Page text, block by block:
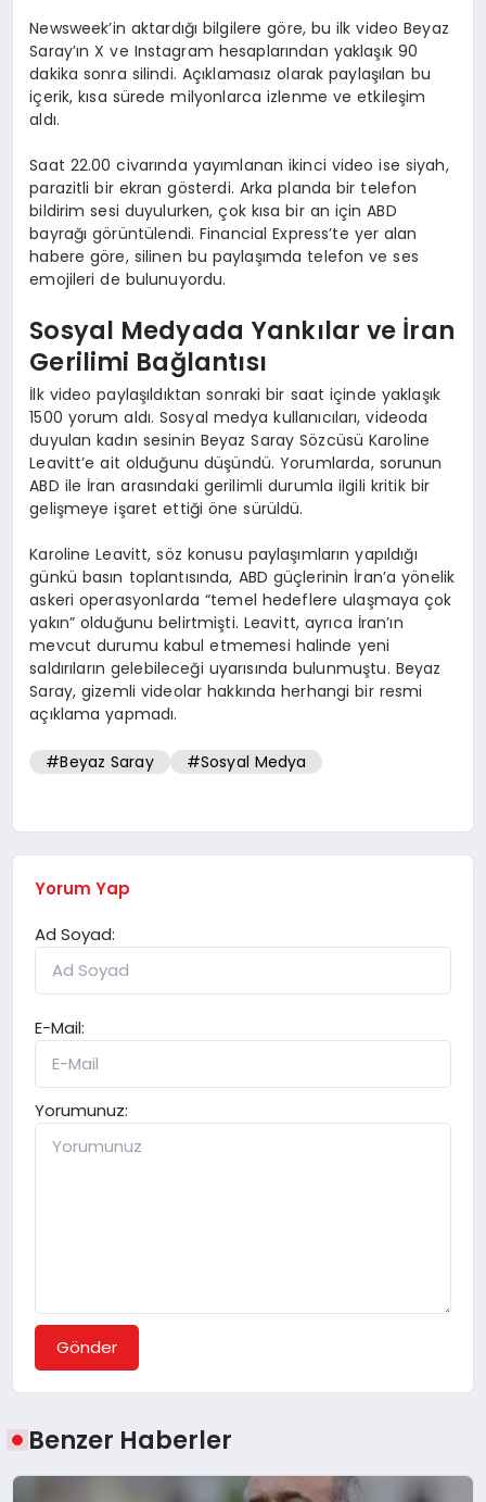
Newsweek’in aktardığı bilgilere göre, bu ilk video Beyaz
Saray’ın X ve Instagram hesaplarından yaklaşık 90
dakika sonra silindi. Açıklamasız olarak paylaşılan bu
içerik, kısa sürede milyonlarca izlenme ve etkileşim
aldı.
Saat 22.00 civarında yayımlanan ikinci video ise siyah,
parazitli bir ekran gösterdi. Arka planda bir telefon
bildirim sesi duyulurken, çok kısa bir an için ABD
bayrağı görüntülendi. Financial Express’te yer alan
habere göre, silinen bu paylaşımda telefon ve ses
emojileri de bulunuyordu.
Sosyal Medyada Yankılar ve İran
Gerilimi Bağlantısı
İlk video paylaşıldıktan sonraki bir saat içinde yaklaşık
1500 yorum aldı. Sosyal medya kullanıcıları, videoda
duyulan kadın sesinin Beyaz Saray Sözcüsü Karoline
Leavitt’e ait olduğunu düşündü. Yorumlarda, sorunun
ABD ile İran arasındaki gerilimli durumla ilgili kritik bir
gelişmeye işaret ettiği öne sürüldü.
Karoline Leavitt, söz konusu paylaşımların yapıldığı
günkü basın toplantısında, ABD güçlerinin İran’a yönelik
askeri operasyonlarda “temel hedeflere ulaşmaya çok
yakın” olduğunu belirtmişti. Leavitt, ayrıca İran’ın
mevcut durumu kabul etmemesi halinde yeni
saldırıların gelebileceği uyarısında bulunmuştu. Beyaz
Saray, gizemli videolar hakkında herhangi bir resmi
açıklama yapmadı.
#Beyaz Saray #Sosyal Medya
Yorum Yap
Ad Soyad:
E-Mail:
Yorumunuz:
Gönder
Benzer Haberler